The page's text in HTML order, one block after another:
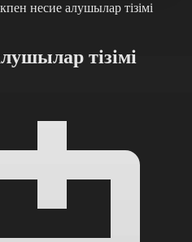
несие алушылар тізімі
тізімі